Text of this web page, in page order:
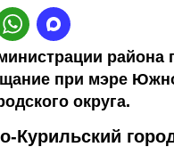
района
при мэре
округа.